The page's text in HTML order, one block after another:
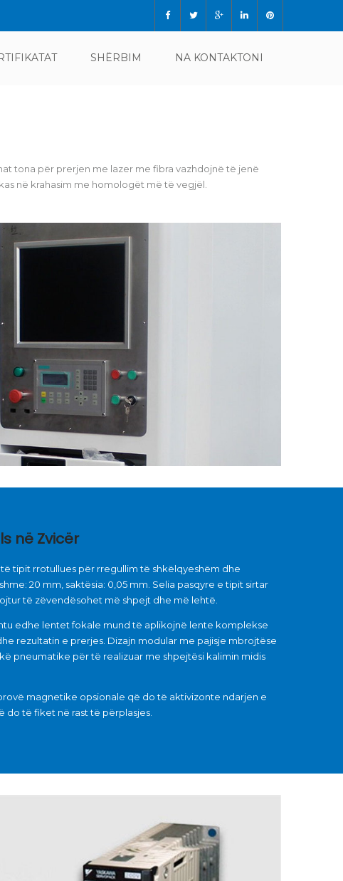
SHËRBIM NA KONTAKTONI
tona për prerjen me lazer me fibra vazhdojnë të jenë
në krahasim me homologët më të vegjël.
në Zvicër
tipit rrotullues për rregullim të shkëlqyeshëm dhe
20 mm, saktësia: 0,05 mm. Selia pasqyre e tipit sirtar
të zëvendësohet më shpejt dhe më lehtë.
edhe lentet fokale mund të aplikojnë lente komplekse
rezultatin e prerjes. Dizajn modular me pajisje mbrojtëse
pneumatike për të realizuar me shpejtësi kalimin midis
magnetike opsionale që do të aktivizonte ndarjen e
do të fiket në rast të përplasjes.